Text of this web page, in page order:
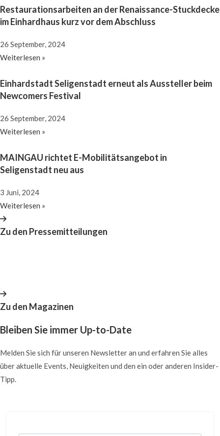
Restaurationsarbeiten an der Renaissance-Stuckdecke
im Einhardhaus kurz vor dem Abschluss
26 September, 2024
Weiterlesen »
Einhardstadt Seligenstadt erneut als Aussteller beim
Newcomers Festival
26 September, 2024
Weiterlesen »
MAINGAU richtet E-Mobilitätsangebot in
Seligenstadt neu aus
3 Juni, 2024
Weiterlesen »
Zu den Pressemitteilungen
Zu den Magazinen
Bleiben Sie immer Up-to-Date
Melden Sie sich für unseren Newsletter an und erfahren Sie alles
über aktuelle Events, Neuigkeiten und den ein oder anderen Insider-
Tipp.